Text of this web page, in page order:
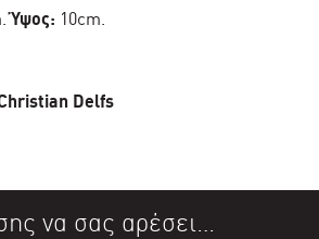
Ύψος: 10cm.
Delfs
να σας αρέσει…